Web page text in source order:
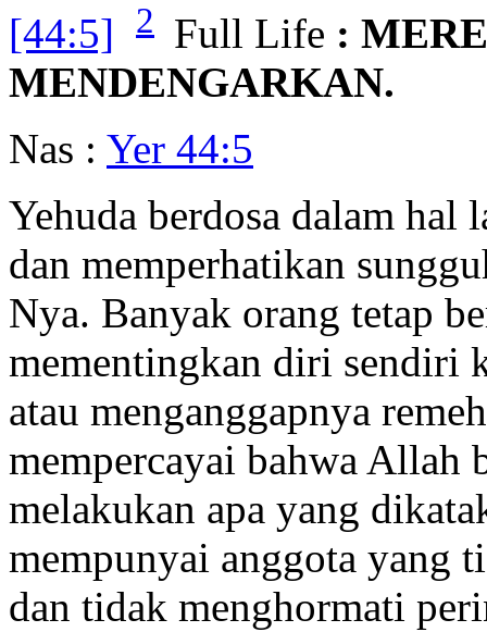
[44:5]
2 Full Life :
MENDENGARKAN.
Nas : Yer 44:5
Yehuda berdosa dalam
dan memperhatikan
Nya. Banyak orang tetap
mementingkan diri sendiri
atau menganggapnya
mempercayai bahwa Allah
melakukan apa yang
mempunyai anggota yang
dan tidak menghormati